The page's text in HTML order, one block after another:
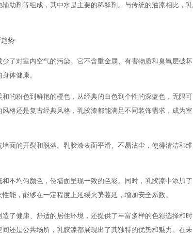
助剂等组成，其中水是主要的稀释剂。与传统的油漆相比，乳
了对室内空气的污染。它不含重金属、有害物质和臭氧层破坏
体健康。
的粉色到鲜艳的橙色，从经典的白色到个性的深蓝色，无限可
格还是复古经典风格，乳胶漆都能满足不同装饰需求，成为室
的开裂和脱落。乳胶漆表面平滑、不易沾尘，使得清洁和维
均匀颜色，使墙面呈现一致的色彩。同时，乳胶漆中添加了
能，能够在一定程度上延缓火势蔓延，增加安全系数。
了健康、舒适的居住环境，还提供了丰富多样的色彩选择和时
还是公共场所，乳胶漆都展现出了其独特的优势和魅力。在未